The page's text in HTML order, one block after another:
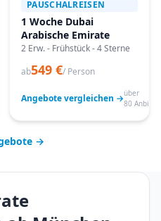
PAUSCHALREISEN
1 Woche Dubai
Arabische Emirate
2 Erw. - Frühstück - 4 Sterne
ab549 €/ Person
Angebote vergleichen →über
80
→